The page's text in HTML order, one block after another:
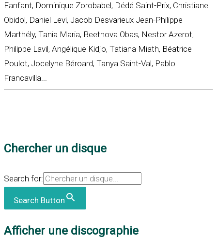
Fanfant, Dominique Zorobabel, Dédé Saint-Prix, Christiane
Obidol, Daniel Levi, Jacob Desvarieux Jean-Philippe
Marthély, Tania Maria, Beethova Obas, Nestor Azerot,
Philippe Lavil, Angélique Kidjo, Tatiana Miath, Béatrice
Poulot, Jocelyne Béroard, Tanya Saint-Val, Pablo
Francavilla...
Chercher un disque
Search for:
Search Button
Afficher une discographie